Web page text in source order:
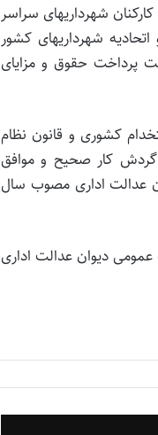
شهرداریهای سراسر
و اتحادیه شهرداریهای کشور
کارکنان دولت پرداخت حقوق و مزایای
کشوری و قانون نظام
کار صحیح و موافق
و آیین دادرسی دیوان عدالت اداری مصوب سال
دیوان عدالت اداری